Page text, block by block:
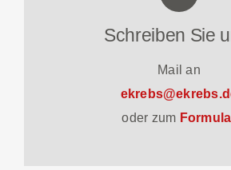
Schreiben Sie
Mail an
oder zum